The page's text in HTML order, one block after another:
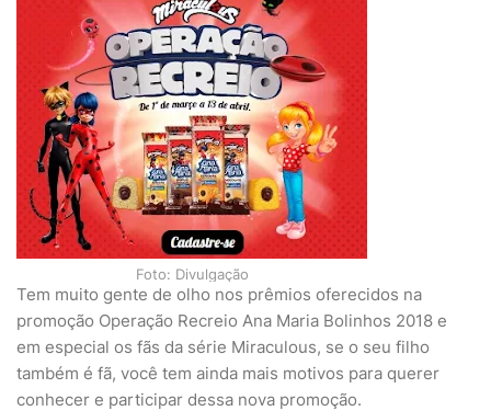
Foto: Divulgação
Tem muito gente de olho nos prêmios oferecidos na
promoção Operação Recreio Ana Maria Bolinhos 2018 e
em especial os fãs da série Miraculous, se o seu filho
também é fã, você tem ainda mais motivos para querer
conhecer e participar dessa nova promoção.